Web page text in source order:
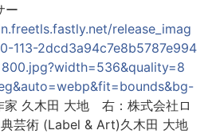
ー
release_imag
113-2dcd3a94c7e8b5787e994
久木田 大地 右：株式会社ロ
芸術 (Label & Art)久木田 大地